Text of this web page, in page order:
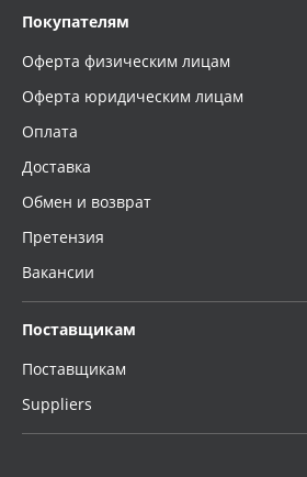
Покупателям
Оферта физическим лицам
Оферта юридическим лицам
Оплата
Доставка
Обмен и возврат
Претензия
Вакансии
Поставщикам
Поставщикам
Suppliers